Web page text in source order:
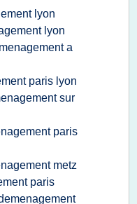
lyon
lyon
a
paris lyon
sur
paris
metz
paris